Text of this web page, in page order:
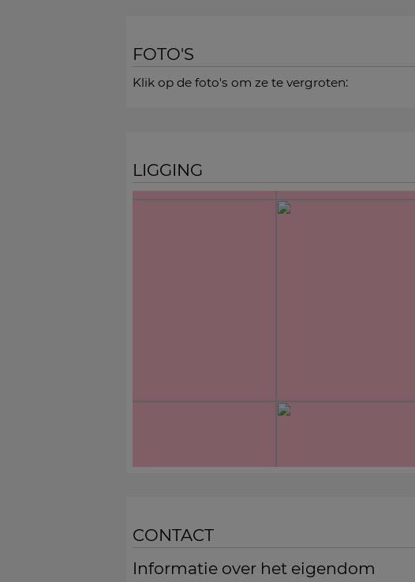
FOTO'S
Klik op de foto's om ze te vergroten:
LIGGING
CONTACT
Informatie over het eigendom